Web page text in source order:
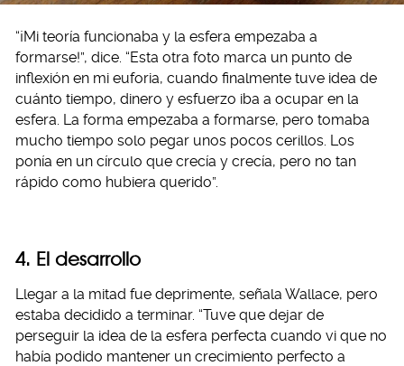
“¡Mi teoría funcionaba y la esfera empezaba a
formarse!”, dice. “Esta otra foto marca un punto de
inflexión en mi euforia, cuando finalmente tuve idea de
cuánto tiempo, dinero y esfuerzo iba a ocupar en la
esfera. La forma empezaba a formarse, pero tomaba
mucho tiempo solo pegar unos pocos cerillos. Los
ponía en un círculo que crecía y crecía, pero no tan
rápido como hubiera querido”.
4. El desarrollo
Llegar a la mitad fue deprimente, señala Wallace, pero
estaba decidido a terminar. “Tuve que dejar de
perseguir la idea de la esfera perfecta cuando vi que no
había podido mantener un crecimiento perfecto a